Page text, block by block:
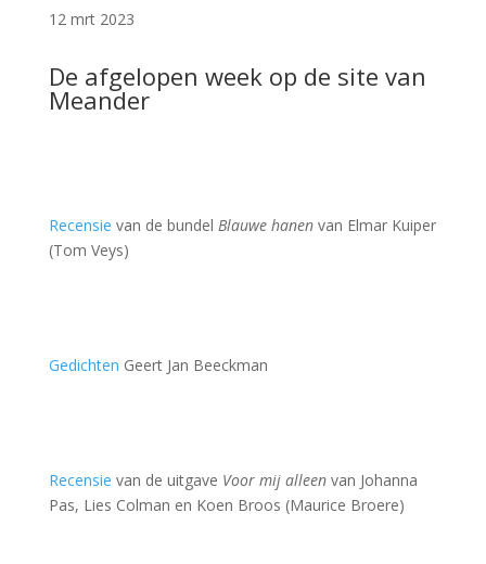
12 mrt 2023
De afgelopen week op de site van
Meander
Recensie van de bundel Blauwe hanenvan Elmar Kuiper
(Tom Veys)
Gedichten Geert Jan Beeckman
Recensie van de uitgave Voor mij alleen van Johanna
Pas, Lies Colman en Koen Broos (Maurice Broere)